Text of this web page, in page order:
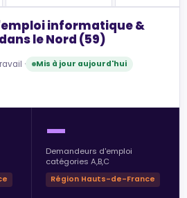
informatique &
le Nord (59)
· Mis à jour aujourd'hui
—
Demandeurs d'emploi
catégories A,B,C
Région Hauts-de-France